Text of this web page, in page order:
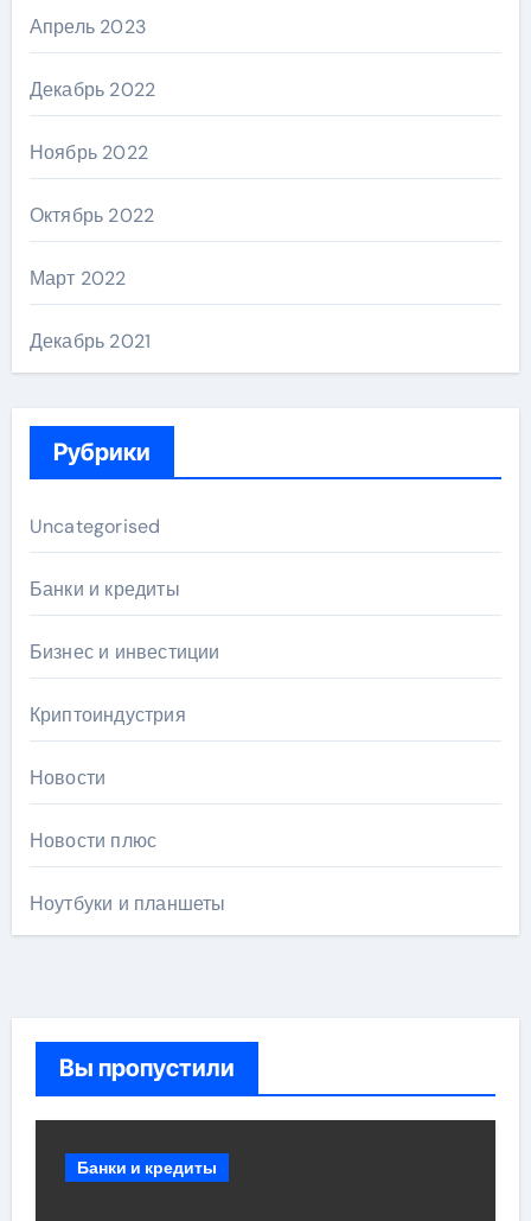
Апрель 2023
Декабрь 2022
Ноябрь 2022
Октябрь 2022
Март 2022
Декабрь 2021
Рубрики
Uncategorised
Банки и кредиты
Бизнес и инвестиции
Криптоиндустрия
Новости
Новости плюс
Ноутбуки и планшеты
Вы пропустили
Банки и кредиты